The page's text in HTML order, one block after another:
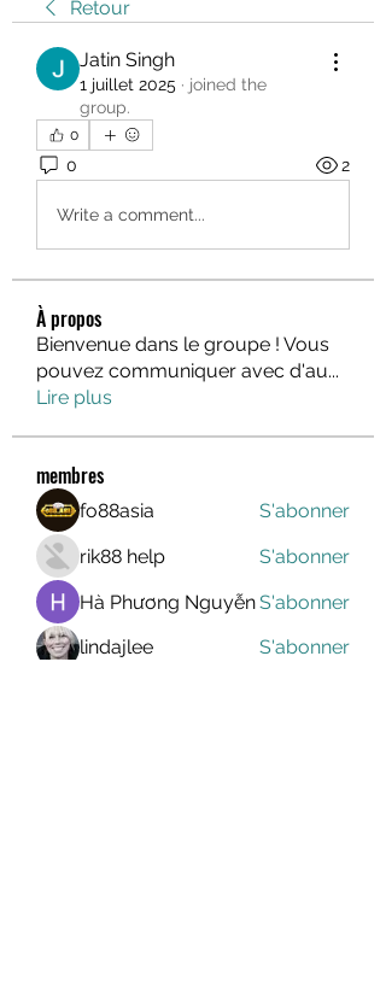
Retour
Jatin Singh
1 juillet 2025 · joined the
group.
0
0 2
Write a comment...
À propos
Bienvenue dans le groupe ! Vous
pouvez communiquer avec d'au...
Lire plus
membres
fo88asia
S'abonner
rik88 help
S'abonner
Hà Phương NguyễnS'abonner
lindajlee
S'abonner